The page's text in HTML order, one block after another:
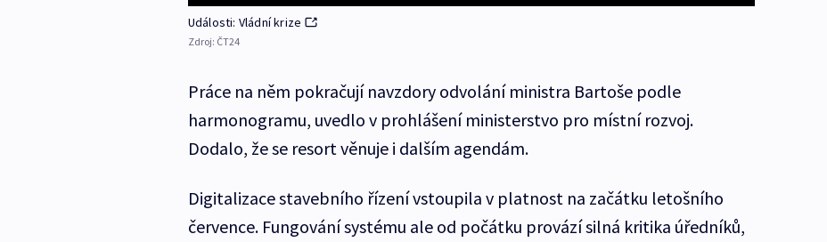
Události: Vládní krize
Zdroj: ČT24
Práce na něm pokračují navzdory odvolání ministra Bartoše podle
harmonogramu, uvedlo v prohlášení ministerstvo pro místní rozvoj.
Dodalo, že se resort věnuje i dalším agendám.
Digitalizace stavebního řízení vstoupila v platnost na začátku letošního
července. Fungování systému ale od počátku provází silná kritika úředníků,